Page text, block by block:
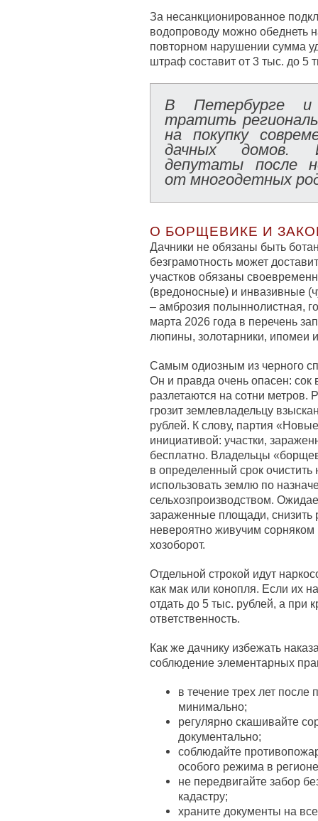
За несанкционированное
водопроводу можно обеднеть
повторном нарушении сумма
штраф составит от 3 тыс. до 5
В Петербурге и
тратить
на покупку
дачных домов.
депутаты после
от многодетных
О БОРЩЕВИКЕ И
Дачники не обязаны быть
безграмотность может
участков обязаны
(вредоносные) и инвазивные
– амброзия полыннолистная,
марта 2026 года в перечень
люпины, золотарники, ипомеи
Самым одиозным из черного
Он и правда очень опасен:
разлетаются на сотни метров.
грозит землевладельцу
рублей. К слову, партия
инициативой: участки,
бесплатно. Владельцы
в определенный срок очистить
использовать землю по
сельхозпроизводством.
зараженные площади, снизить
невероятно живучим
хозоборот.
Отдельной строкой идут
как мак или конопля. Если их
отдать до 5 тыс. рублей, а при
ответственность.
Как же дачнику избежать
соблюдение элементарных
в течение трех лет после
минимально;
регулярно скашивайте
документально;
соблюдайте
особого режима в
не передвигайте забор
кадастру;
храните документы на